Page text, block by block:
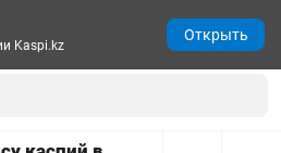
Kaspi.kz
Открыть